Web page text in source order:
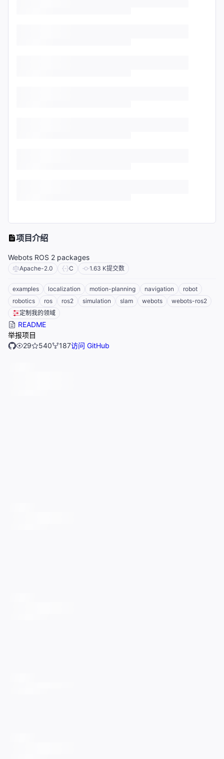
项目介绍
Webots ROS 2 packages
Apache-2.0 C 1.63 K提交数
examples localization motion-planning navigation
robot
robotics
ros ros2 simulation slam webots
webots-ros2
定制我的领域
README
举报项目
29
540 187访问 GitHub